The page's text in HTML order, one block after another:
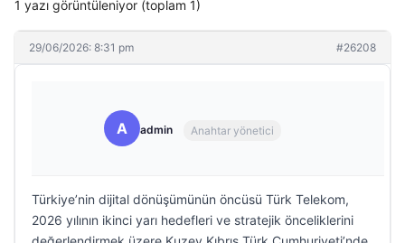
1 yazı görüntüleniyor (toplam 1)
29/06/2026: 8:31 pm #26208
A admin Anahtar yönetici
Türkiye’nin dijital dönüşümünün öncüsü Türk Telekom,
2026 yılının ikinci yarı hedefleri ve stratejik önceliklerini